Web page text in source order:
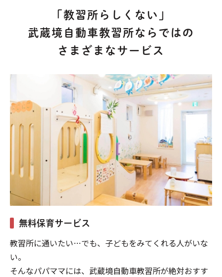
「教習所らしくない」
武蔵境自動車教習所ならではの
さまざまなサービス
無料保育サービス
教習所に通いたい…でも、子どもをみてくれる人がいな
い。
そんなパパママには、武蔵境自動車教習所が絶対おすす